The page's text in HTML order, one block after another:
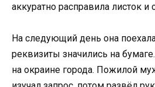
аккуратно расправила листок и
На следующий день она
реквизиты значились на
на окраине города. Пожилой